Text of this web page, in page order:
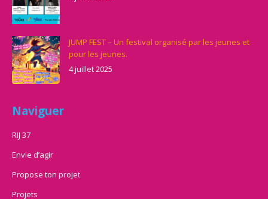
JUMP FEST – Un festival organisé par les jeunes et
pour les jeunes.
4 juillet 2025
Naviguer
RIJ 37
Envie d’agir
Propose ton projet
Projets